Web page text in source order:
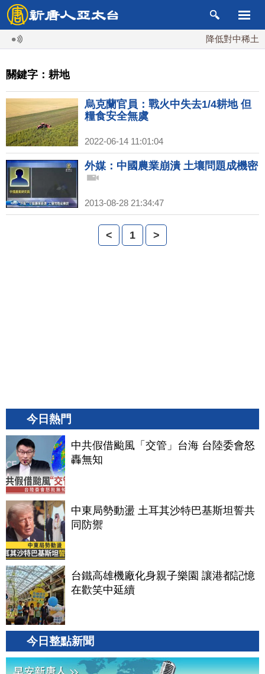
降低對中稀土
關鍵字：耕地
烏克蘭官員：戰火中失去1/4耕地 但
糧食安全無虞
2022-06-14 11:01:04
外媒：中國農業崩潰 土壤問題成機密
2013-08-28 21:34:47
< 1 >
今日熱門
中共假借颱風「交管」台海 台陸委會怒
轟無知
中東局勢動盪 土耳其沙特巴基斯坦誓共
同防禦
台鐵高雄機廠化身親子樂園 讓港都記憶
在歡笑中延續
今日整點新聞